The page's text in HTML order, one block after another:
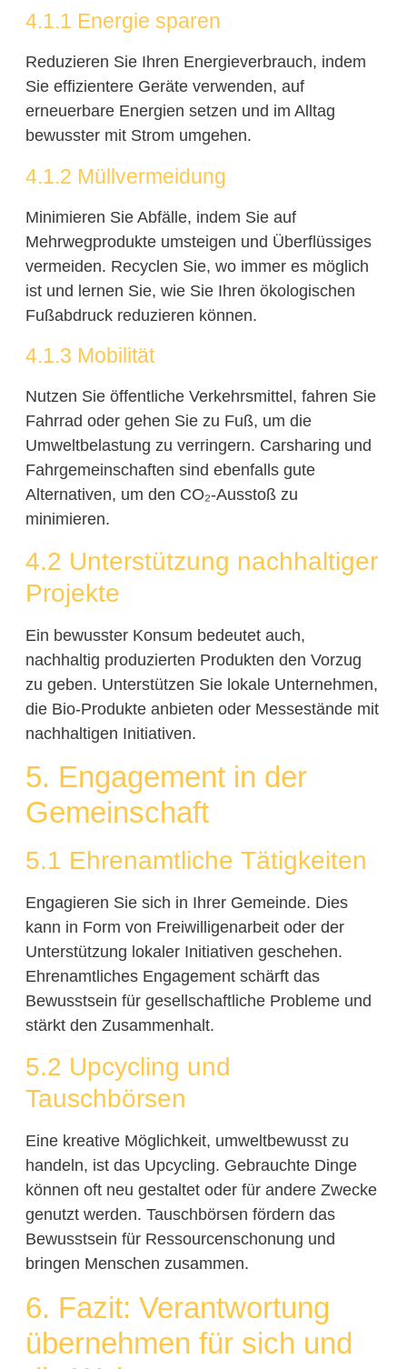
4.1.1 Energie sparen
Reduzieren Sie Ihren Energieverbrauch, indem
Sie effizientere Geräte verwenden, auf
erneuerbare Energien setzen und im Alltag
bewusster mit Strom umgehen.
4.1.2 Müllvermeidung
Minimieren Sie Abfälle, indem Sie auf
Mehrwegprodukte umsteigen und Überflüssiges
vermeiden. Recyclen Sie, wo immer es möglich
ist und lernen Sie, wie Sie Ihren ökologischen
Fußabdruck reduzieren können.
4.1.3 Mobilität
Nutzen Sie öffentliche Verkehrsmittel, fahren Sie
Fahrrad oder gehen Sie zu Fuß, um die
Umweltbelastung zu verringern. Carsharing und
Fahrgemeinschaften sind ebenfalls gute
Alternativen, um den CO₂-Ausstoß zu
minimieren.
4.2 Unterstützung nachhaltiger
Projekte
Ein bewusster Konsum bedeutet auch,
nachhaltig produzierten Produkten den Vorzug
zu geben. Unterstützen Sie lokale Unternehmen,
die Bio-Produkte anbieten oder Messestände mit
nachhaltigen Initiativen.
5. Engagement in der
Gemeinschaft
5.1 Ehrenamtliche Tätigkeiten
Engagieren Sie sich in Ihrer Gemeinde. Dies
kann in Form von Freiwilligenarbeit oder der
Unterstützung lokaler Initiativen geschehen.
Ehrenamtliches Engagement schärft das
Bewusstsein für gesellschaftliche Probleme und
stärkt den Zusammenhalt.
5.2 Upcycling und
Tauschbörsen
Eine kreative Möglichkeit, umweltbewusst zu
handeln, ist das Upcycling. Gebrauchte Dinge
können oft neu gestaltet oder für andere Zwecke
genutzt werden. Tauschbörsen fördern das
Bewusstsein für Ressourcenschonung und
bringen Menschen zusammen.
6. Fazit: Verantwortung
übernehmen für sich und